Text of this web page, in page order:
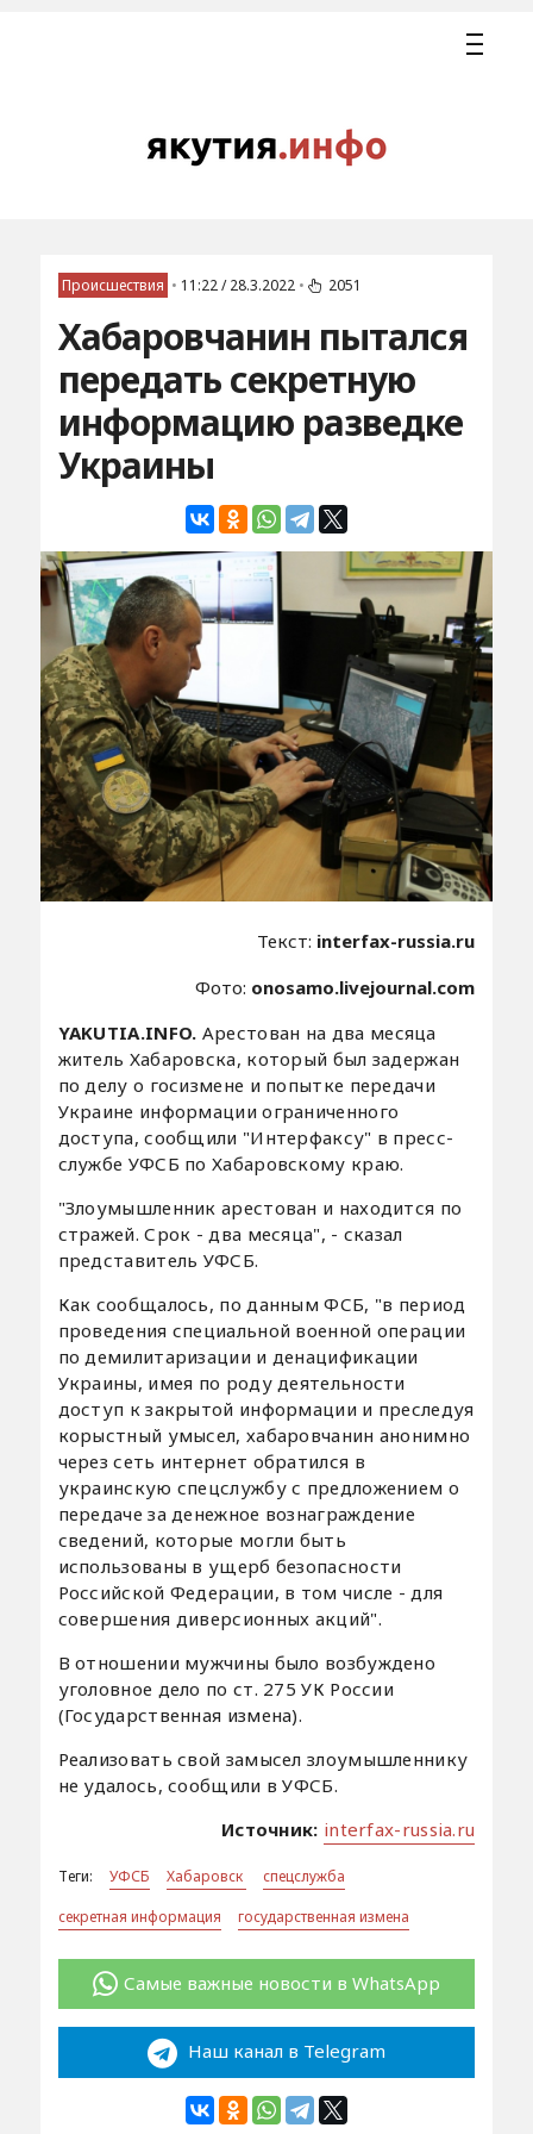
Происшествия • 11:22 / 28.3.2022 • 2051
Хабаровчанин пытался
передать секретную
информацию разведке
Украины
Текст: interfax-russia.ru
Фото: onosamo.livejournal.com
YAKUTIA.INFO. Арестован на два месяца
житель Хабаровска, который был задержан
по делу о госизмене и попытке передачи
Украине информации ограниченного
доступа, сообщили "Интерфаксу" в пресс-
службе УФСБ по Хабаровскому краю.
"Злоумышленник арестован и находится по
стражей. Срок - два месяца", - сказал
представитель УФСБ.
Как сообщалось, по данным ФСБ, "в период
проведения специальной военной операции
по демилитаризации и денацификации
Украины, имея по роду деятельности
доступ к закрытой информации и преследуя
корыстный умысел, хабаровчанин анонимно
через сеть интернет обратился в
украинскую спецслужбу с предложением о
передаче за денежное вознаграждение
сведений, которые могли быть
использованы в ущерб безопасности
Российской Федерации, в том числе - для
совершения диверсионных акций".
В отношении мужчины было возбуждено
уголовное дело по ст. 275 УК России
(Государственная измена).
Реализовать свой замысел злоумышленнику
не удалось, сообщили в УФСБ.
Источник: interfax-russia.ru
Теги: УФСБ Хабаровск
спецслужба
секретная информация
государственная измена
Самые важные новости в WhatsApp
Наш канал в Telegram